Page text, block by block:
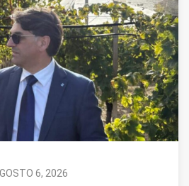
6, 2026